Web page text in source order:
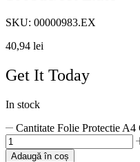
SKU: 00000983.EX
40,94 lei
Get It Today
In stock
Cantitate Folie Protectie
Adaugă în coș